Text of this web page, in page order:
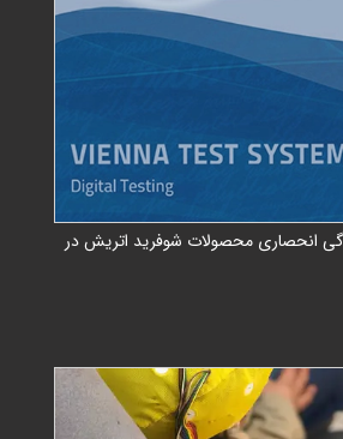
انحصاری محصولات شوفرید اتریش در